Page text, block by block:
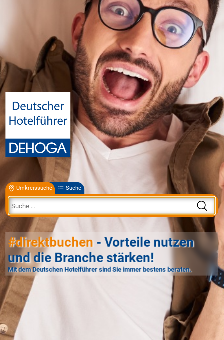
Umkreissuche Suche
#direktbuchen - Vorteile nutzen
und die Branche stärken!
Mit dem Deutschen Hotelführer sind Sie immer bestens beraten.